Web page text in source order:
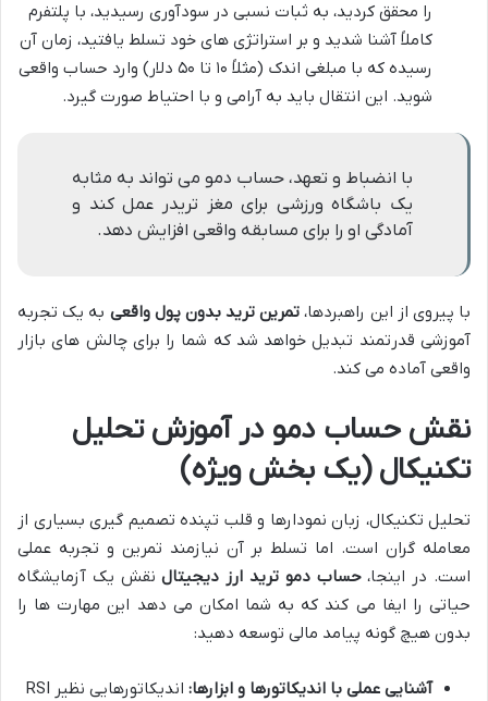
را محقق کردید، به ثبات نسبی در سودآوری رسیدید، با پلتفرم
کاملاً آشنا شدید و بر استراتژی های خود تسلط یافتید، زمان آن
رسیده که با مبلغی اندک (مثلاً ۱۰ تا ۵۰ دلار) وارد حساب واقعی
شوید. این انتقال باید به آرامی و با احتیاط صورت گیرد.
با انضباط و تعهد، حساب دمو می تواند به مثابه
یک باشگاه ورزشی برای مغز تریدر عمل کند و
آمادگی او را برای مسابقه واقعی افزایش دهد.
با پیروی از این راهبردها، تمرین ترید بدون پول واقعی به یک تجربه
آموزشی قدرتمند تبدیل خواهد شد که شما را برای چالش های بازار
واقعی آماده می کند.
نقش حساب دمو در آموزش تحلیل
تکنیکال (یک بخش ویژه)
تحلیل تکنیکال، زبان نمودارها و قلب تپنده تصمیم گیری بسیاری از
معامله گران است. اما تسلط بر آن نیازمند تمرین و تجربه عملی
است. در اینجا،حساب دمو ترید ارز دیجیتالنقش یک آزمایشگاه
حیاتی را ایفا می کند که به شما امکان می دهد این مهارت ها را
بدون هیچ گونه پیامد مالی توسعه دهید:
آشنایی عملی با اندیکاتورها و ابزارها:
اندیکاتورهایی نظیر RSI